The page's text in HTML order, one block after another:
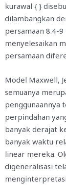
kurawal { }
dilambangkan
persamaan 8.4-
menyelesaikan
persamaan
Model Maxwell,
semuanya
penggunaannya
perpindahan
banyak derajat
banyak waktu
linear mereka.
digeneralisasi